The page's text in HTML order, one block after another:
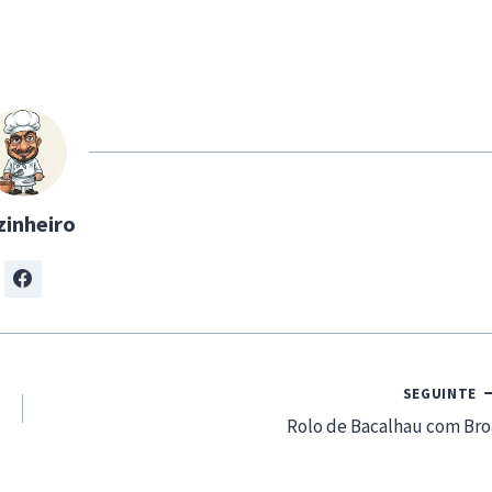
SEGUINTE
Rolo de Bacalhau com